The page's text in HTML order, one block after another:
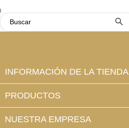
INFORMACIÓN DE LA TIENDA
PRODUCTOS
NUESTRA EMPRESA